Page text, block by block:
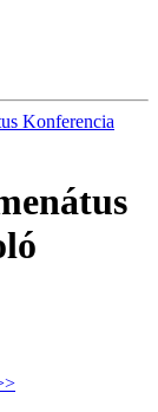
Konferencia